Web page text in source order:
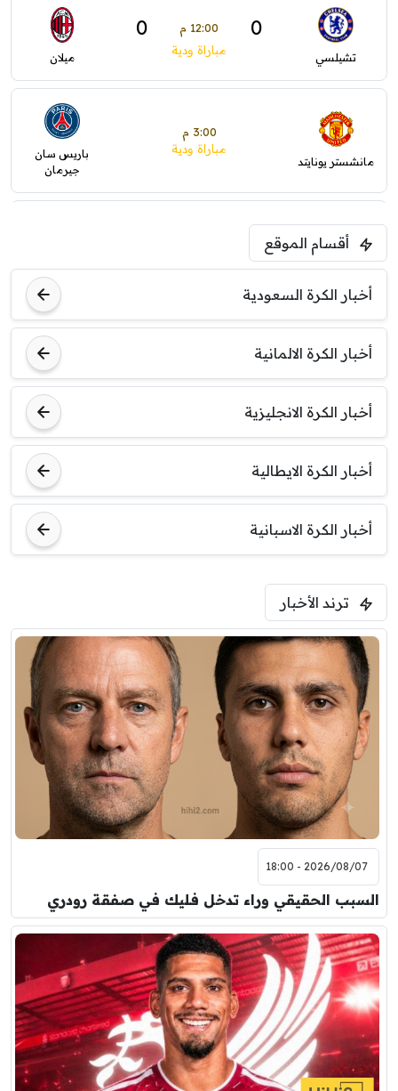
تشيلسي
0 12:00 م 0
مباراة ودية ميلان
مانشستر يونايتد
3:00 م
مباراة ودية
باريس سان
جيرمان
فرينتسفاروشي
ودية( ابو ظبي الرياضية -TV )
برشلونة
7:00 م
نوتنغهام فورست
مباراة ودية
برشلونة
أقسام الموقع
أخبار الكرة السعودية
أخبار الكرة الالمانية
أخبار الكرة الانجليزية
أخبار الكرة الايطالية
أخبار الكرة الاسبانية
ترند الأخبار
2026/08/07 - 18:00
السبب الحقيقي وراء تدخل فليك في صفقة رودري